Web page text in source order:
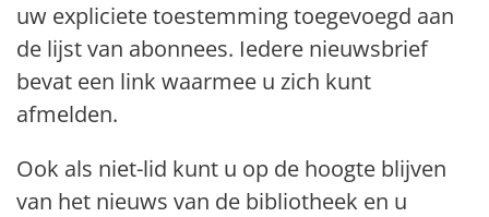
uw expliciete toestemming toegevoegd aan
de lijst van abonnees. Iedere nieuwsbrief
bevat een link waarmee u zich kunt
afmelden.
Ook als niet-lid kunt u op de hoogte blijven
van het nieuws van de bibliotheek en u